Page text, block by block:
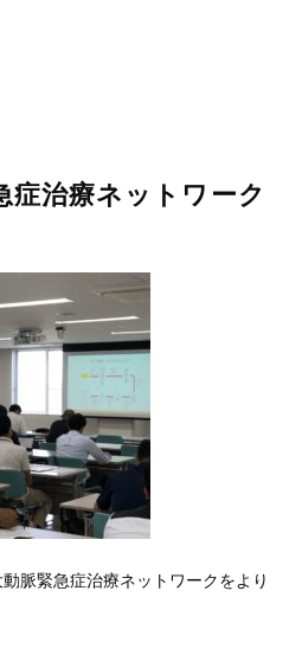
症治療ネットワーク
脈緊急症治療ネットワークをより